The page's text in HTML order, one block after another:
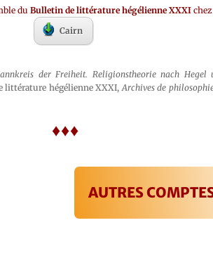
du Bulletin de littérature hégélienne XXXI
Cairn
der Freiheit. Religionstheorie nach Hegel
littérature hégélienne XXXI,Archives de
♦♦♦
AUTRES